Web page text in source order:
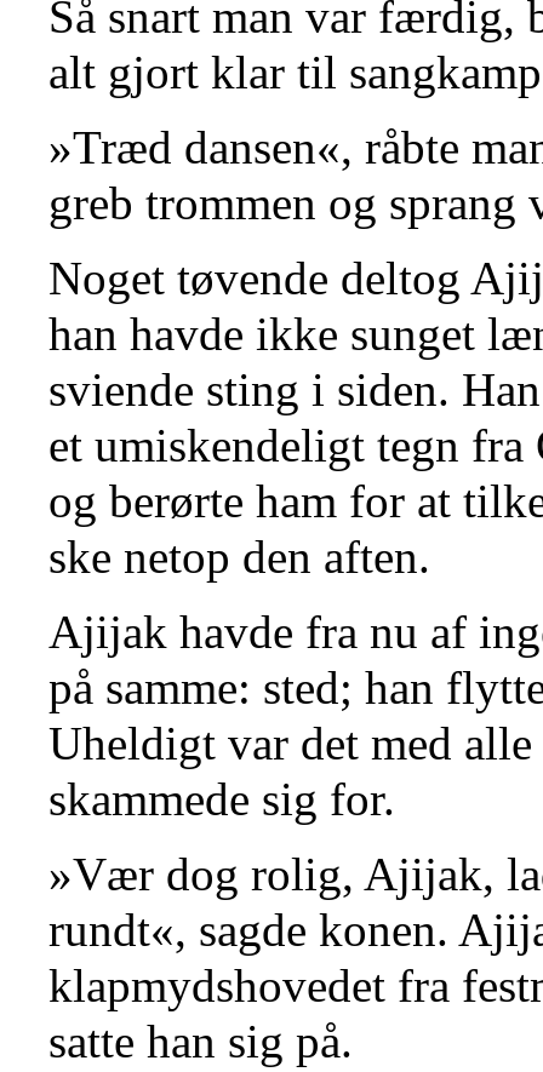
Så snart man var færdig,
alt gjort klar til
»Træd dansen«, råbte
greb trommen og
Noget tøvende deltog
han havde ikke sunget
sviende sting i siden.
et umiskendeligt tegn
og berørte ham for at
ske netop den aften.
Ajijak havde fra nu af
på samme: sted; han
Uheldigt var det med alle
skammede sig for.
»Vær dog rolig, Ajijak,
rundt«, sagde konen.
klapmydshovedet fra
satte han sig på.